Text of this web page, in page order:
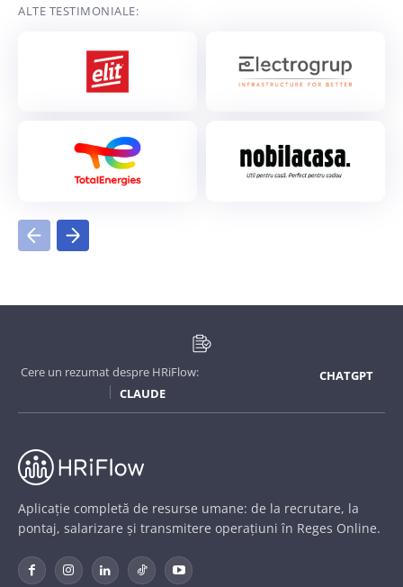
ALTE TESTIMONIALE:
Cere un rezumat despre HRiFlow:
CHATGPT
CLAUDE
Aplicație completă de resurse umane: de la recrutare, la
pontaj, salarizare și transmitere operațiuni în Reges Online.